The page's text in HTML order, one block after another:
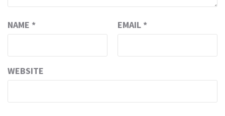
NAME * EMAIL *
WEBSITE